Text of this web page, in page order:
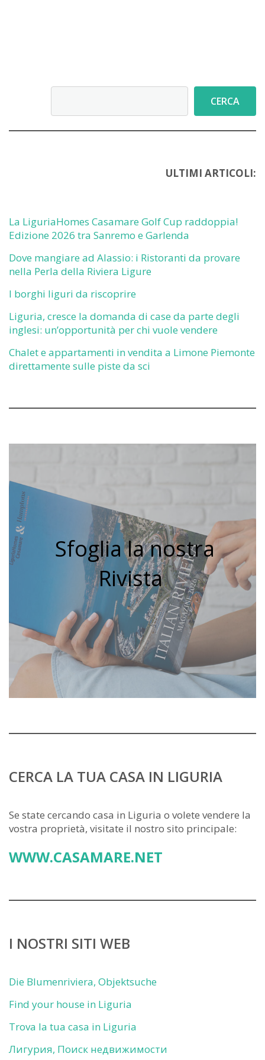
CERCA
ULTIMI ARTICOLI:
La LiguriaHomes Casamare Golf Cup raddoppia!
Edizione 2026 tra Sanremo e Garlenda
Dove mangiare ad Alassio: i Ristoranti da provare
nella Perla della Riviera Ligure
I borghi liguri da riscoprire
Liguria, cresce la domanda di case da parte degli
inglesi: un’opportunità per chi vuole vendere
Chalet e appartamenti in vendita a Limone Piemonte
direttamente sulle piste da sci
Sfoglia la nostra
Rivista
CERCA LA TUA CASA IN LIGURIA
Se state cercando casa in Liguria o volete vendere la
vostra proprietà, visitate il nostro sito principale:
WWW.CASAMARE.NET
I NOSTRI SITI WEB
Die Blumenriviera, Objektsuche
Find your house in Liguria
Trova la tua casa in Liguria
Лигурия, Поиск недвижимости